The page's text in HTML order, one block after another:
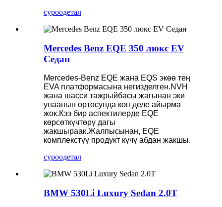
суроодетал
Mercedes Benz EQE 350 люкс EV
Седан
Mercedes-Benz EQE жана EQS экөө тең
EVA платформасына негизделген.NVH
жана шасси тажрыйбасы жагынан эки
унаанын ортосунда көп деле айырма
жок.Кээ бир аспектилерде EQE
көрсөткүчтөрү дагы
жакшыраак.Жалпысынан, EQE
комплекстүү продукт күчү абдан жакшы.
суроодетал
BMW 530Li Luxury Sedan 2.0T